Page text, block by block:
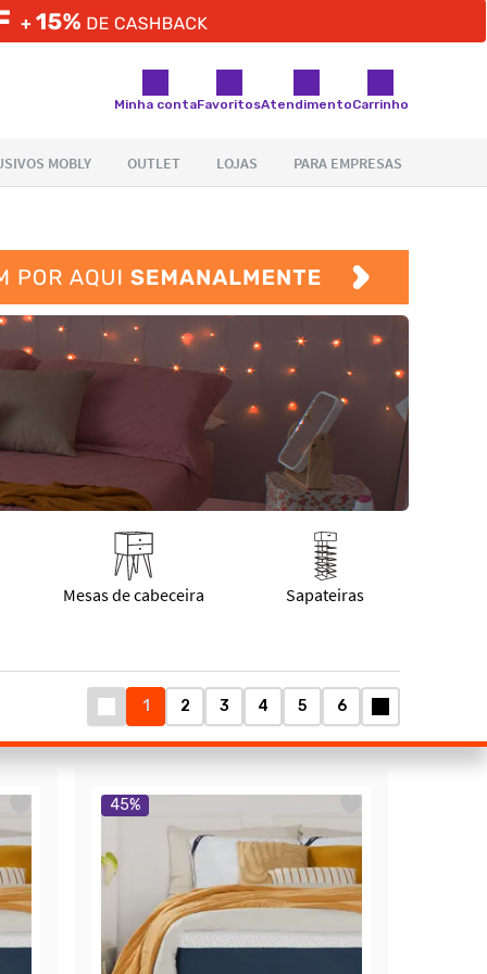
Minha contaFavoritosAtendimentoCarrinho
1 2 3 4 5 6
45%